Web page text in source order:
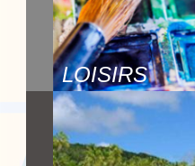
LOISIRS